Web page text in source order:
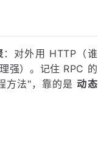
有什么区别？"
REST 好？"
流程。"
强）。记住 RPC 的